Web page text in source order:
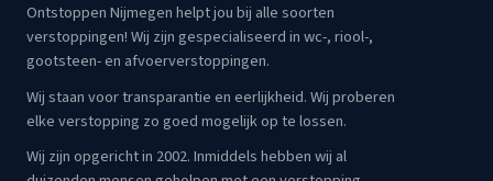
Ontstoppen Nijmegen helpt jou bij alle soorten
verstoppingen! Wij zijn gespecialiseerd in wc-, riool-,
gootsteen- en afvoerverstoppingen.
Wij staan voor transparantie en eerlijkheid. Wij proberen
elke verstopping zo goed mogelijk op te lossen.
Wij zijn opgericht in 2002. Inmiddels hebben wij al